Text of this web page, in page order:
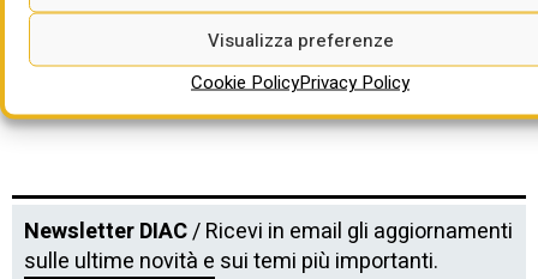
Visualizza preferenze
Cookie PolicyPrivacy Policy
di Mercedes Tascedda
Newsletter DIAC/ Ricevi in email gli aggiornamenti
sulle ultime novità e sui temi più importanti.